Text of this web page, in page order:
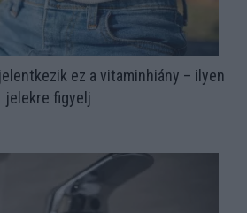
ez a vitaminhiány – ilyen
jelekre figyelj